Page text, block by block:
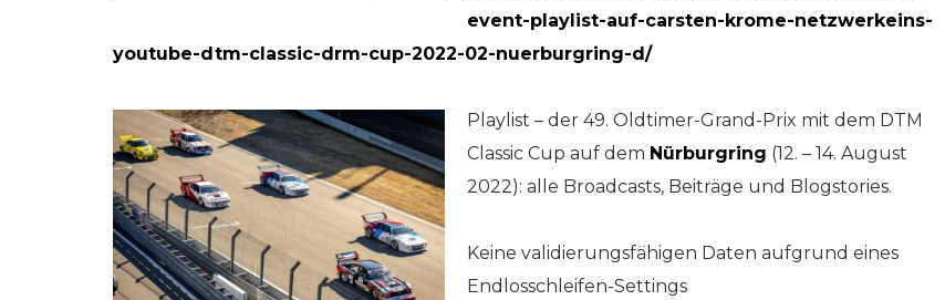
event-playlist-auf-carsten-krome-netzwerkeins-
youtube-dtm-classic-drm-cup-2022-02-nuerburgring-d/
Playlist – der 49. Oldtimer-Grand-Prix mit dem DTM
Classic Cup auf dem Nürburgring (12. – 14. August
2022): alle Broadcasts, Beiträge und Blogstories.
Keine validierungsfähigen Daten aufgrund eines
Endlosschleifen-Settings